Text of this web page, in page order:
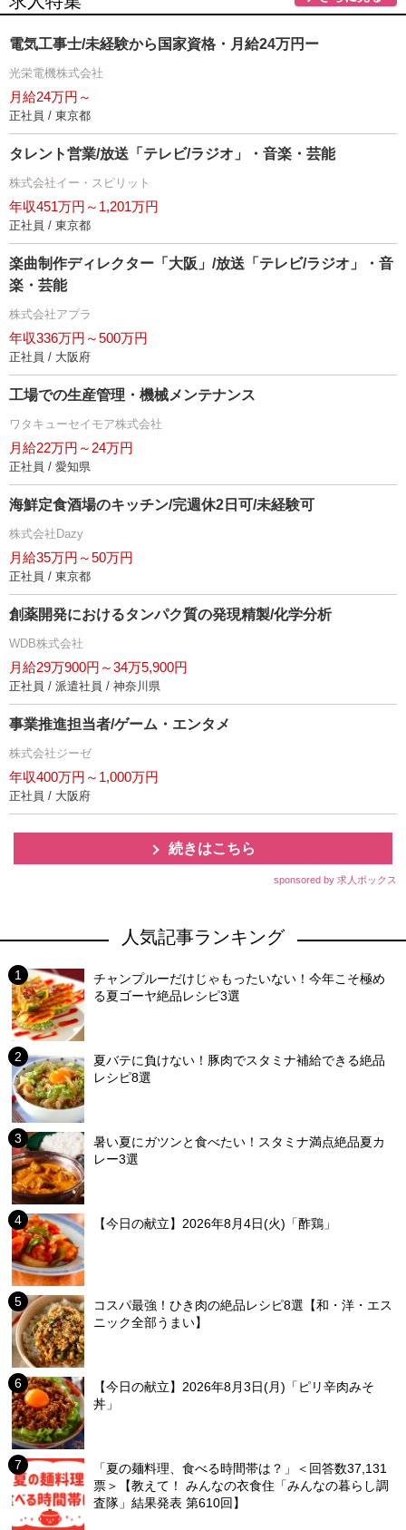
電気工事士/未経験から国家資格・月給24万円ー
光栄電機株式会社
月給24万円～
正社員 / 東京都
タレント営業/放送「テレビ/ラジオ」・音楽・芸能
株式会社イー・スピリット
年収451万円～1,201万円
正社員 / 東京都
楽曲制作ディレクター「大阪」/放送「テレビ/ラジオ」・音
楽・芸能
株式会社アプラ
年収336万円～500万円
正社員 / 大阪府
工場での生産管理・機械メンテナンス
ワタキューセイモア株式会社
月給22万円～24万円
正社員 / 愛知県
海鮮定食酒場のキッチン/完週休2日可/未経験可
株式会社Dazy
月給35万円～50万円
正社員 / 東京都
創薬開発におけるタンパク質の発現精製/化学分析
WDB株式会社
月給29万900円～34万5,900円
正社員 / 派遣社員 / 神奈川県
事業推進担当者/ゲーム・エンタメ
株式会社ジーゼ
年収400万円～1,000万円
正社員 / 大阪府
続きはこちら
sponsored by 求人ボックス
人気記事ランキング
チャンプルーだけじゃもったいない！今年こそ極め
る夏ゴーヤ絶品レシピ3選
夏バテに負けない！豚肉でスタミナ補給できる絶品
レシピ8選
暑い夏にガツンと食べたい！スタミナ満点絶品夏カ
レー3選
【今日の献立】2026年8月4日(火)「酢鶏」
コスパ最強！ひき肉の絶品レシピ8選【和・洋・エス
ニック全部うまい】
【今日の献立】2026年8月3日(月)「ピリ辛肉みそ
丼」
「夏の麺料理、食べる時間帯は？」＜回答数37,131
票＞【教えて！ みんなの衣食住「みんなの暮らし調
査隊」結果発表 第610回】